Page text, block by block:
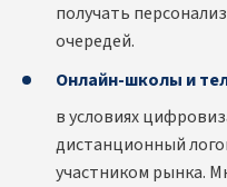
получать
очередей.
Онлайн-школы и
в условиях
дистанционный
участником рынка.